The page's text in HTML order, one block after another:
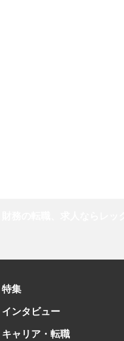
特集
インタビュー
キャリア・転職